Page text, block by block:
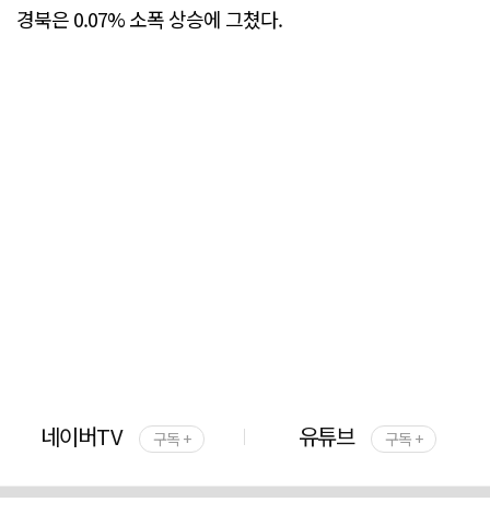
경북은 0.07% 소폭 상승에 그쳤다.
네이버TV 구독 + 유튜브 구독 +